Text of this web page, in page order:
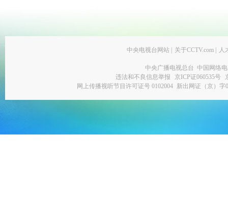
中央电视台网站 关于CCTV.com 人
中央广播电视总台 中国网络
违法和不良信息举报
京ICP证060535号
网上传播视听节目许可证号 0102004 新出网证（京）